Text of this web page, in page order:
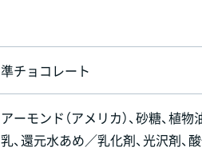
準チョコレート
アーモンド（アメリカ）、砂糖、植
乳、還元水あめ／乳化剤、光沢剤、